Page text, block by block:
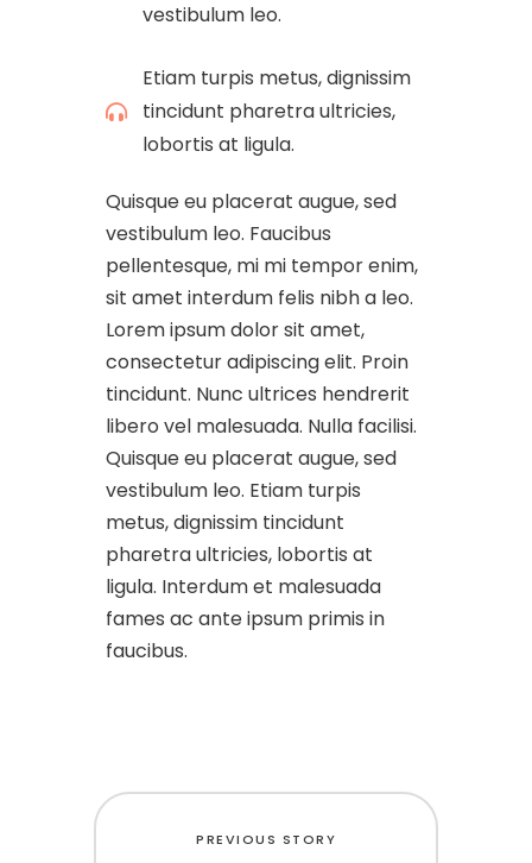
vestibulum leo.
Etiam turpis metus, dignissim
tincidunt pharetra ultricies,
lobortis at ligula.
Quisque eu placerat augue, sed
vestibulum leo. Faucibus
pellentesque, mi mi tempor enim,
sit amet interdum felis nibh a leo.
Lorem ipsum dolor sit amet,
consectetur adipiscing elit. Proin
tincidunt. Nunc ultrices hendrerit
libero vel malesuada. Nulla facilisi.
Quisque eu placerat augue, sed
vestibulum leo. Etiam turpis
metus, dignissim tincidunt
pharetra ultricies, lobortis at
ligula. Interdum et malesuada
fames ac ante ipsum primis in
faucibus.
PREVIOUS STORY